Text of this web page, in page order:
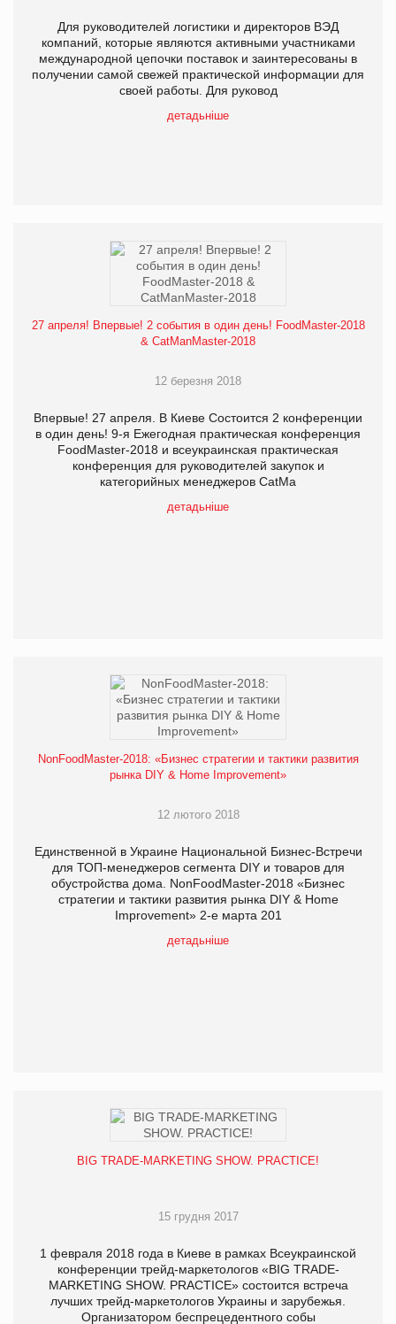
Для руководителей логистики и директоров ВЭД
компаний, которые являются активными участниками
международной цепочки поставок и заинтересованы в
получении самой свежей практической информации для
своей работы. Для руковод
детадьніше
27 апреля! Впервые! 2 события в один день! FoodMaster-2018
& CatManMaster-2018
12 березня 2018
Впервые! 27 апреля. В Киеве Состоится 2 конференции
в один день! 9-я Ежегодная практическая конференция
FoodMaster-2018 и всеукраинская практическая
конференция для руководителей закупок и
категорийных менеджеров СatMa
детадьніше
NonFoodMaster-2018: «Бизнес стратегии и тактики развития
рынка DIY & Home Improvement»
12 лютого 2018
Единственной в Украине Национальной Бизнес-Встречи
для ТОП-менеджеров сегмента DIY и товаров для
обустройства дома. NonFoodMaster-2018 «Бизнес
стратегии и тактики развития рынка DIY & Home
Improvement» 2-е марта 201
детадьніше
BIG TRADE-MARKETING SHOW. PRACTICE!
15 грудня 2017
1 февраля 2018 года в Киеве в рамках Всеукраинской
конференции трейд-маркетологов «BIG TRADE-
MARKETING SHOW. PRACTICE» состоится встреча
лучших трейд-маркетологов Украины и зарубежья.
Организатором беспрецедентного собы